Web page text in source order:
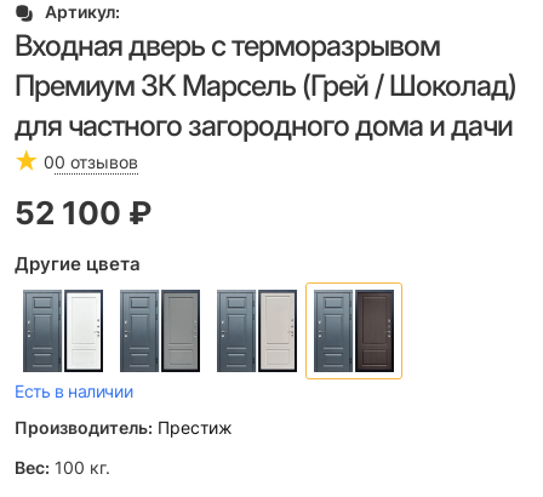
Артикул:
Входная дверь с терморазрывом
Премиум 3К Марсель (Грей / Шоколад)
для частного загородного дома и дачи
00 отзывов
52 100 ₽
Другие цвета
Есть в наличии
Производитель: Престиж
Вес: 100 кг.